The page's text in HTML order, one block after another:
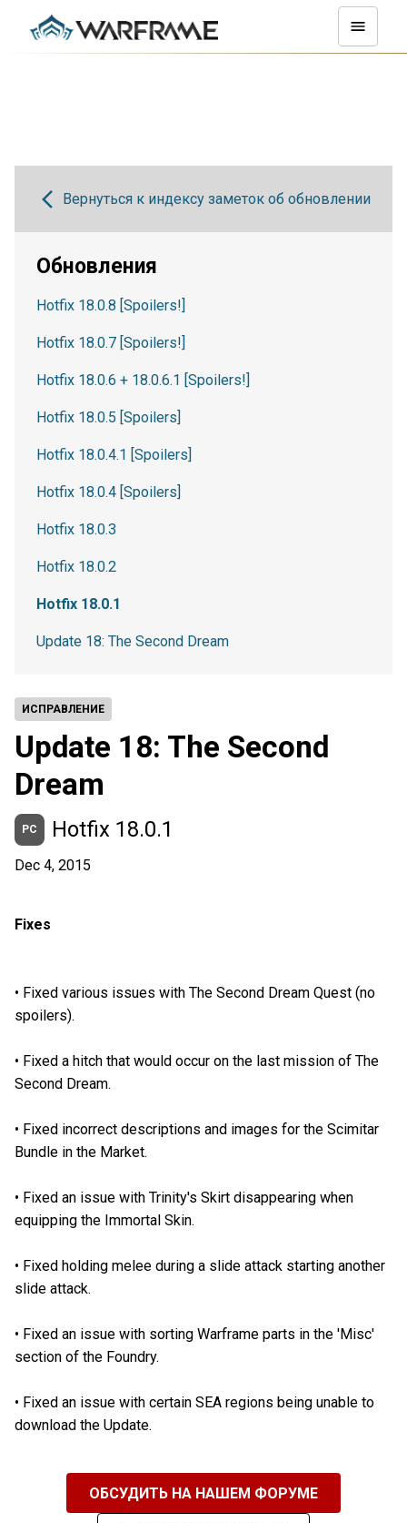
ИСПРАВЛЕНИЕ
Update 18: The Second
Dream
PC Hotfix 18.0.1
Dec 4, 2015
Fixes
• Fixed various issues with The Second Dream Quest (no
spoilers).
• Fixed a hitch that would occur on the last mission of The
Second Dream.
• Fixed incorrect descriptions and images for the Scimitar
Bundle in the Market.
• Fixed an issue with Trinity's Skirt disappearing when
equipping the Immortal Skin.
• Fixed holding melee during a slide attack starting another
slide attack.
• Fixed an issue with sorting Warframe parts in the 'Misc'
section of the Foundry.
• Fixed an issue with certain SEA regions being unable to
download the Update.
ОБСУДИТЬ НА НАШЕМ ФОРУМЕ
Вернуться к индексу заметок об обновлении
Обновления
Hotfix 18.0.8 [Spoilers!]
Hotfix 18.0.7 [Spoilers!]
Hotfix 18.0.6 + 18.0.6.1 [Spoilers!]
Hotfix 18.0.5 [Spoilers]
Hotfix 18.0.4.1 [Spoilers]
Hotfix 18.0.4 [Spoilers]
Hotfix 18.0.3
Hotfix 18.0.2
Hotfix 18.0.1
Update 18: The Second Dream